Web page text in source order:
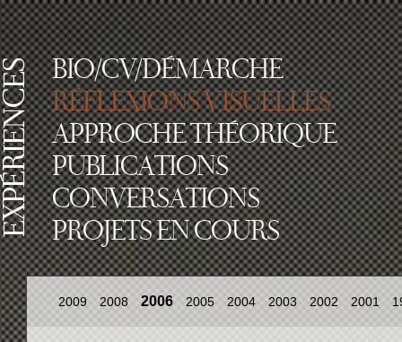
BIO/CV/DÉMARCHE
RÉFLEXIONS VISUELLES
APPROCHE THÉORIQUE
PUBLICATIONS
CONVERSATIONS
PROJETS EN COURS
2009 2008 2006 2005 2004 2003 2002 2001